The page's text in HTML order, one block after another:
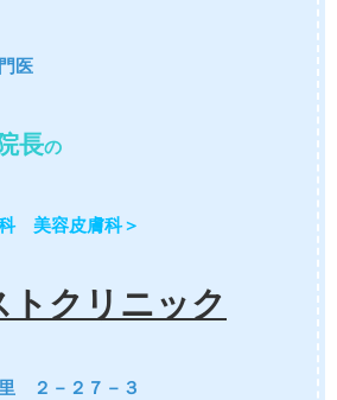
医
長の
美容皮膚科＞
トクリニック
２－２７－３